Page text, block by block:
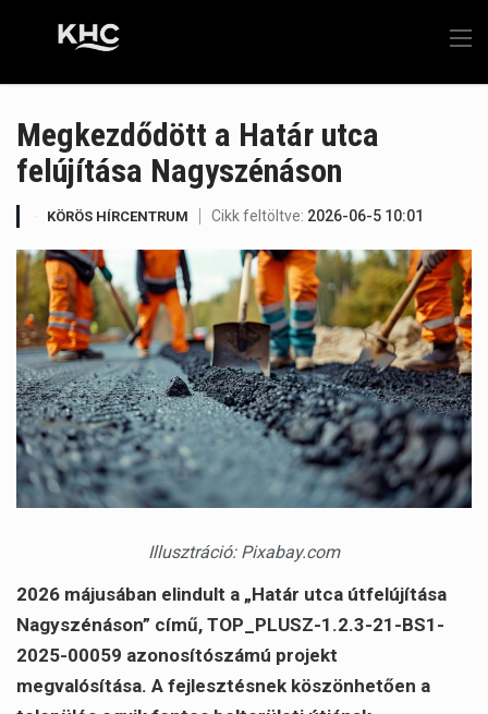
Megkezdődött a Határ utca
felújítása Nagyszénáson
KÖRÖS HÍRCENTRUM Cikk feltöltve: 2026-06-5 10:01
Illusztráció: Pixabay.com
2026 májusában elindult a „Határ utca útfelújítása
Nagyszénáson” című, TOP_PLUSZ-1.2.3-21-BS1-
2025-00059 azonosítószámú projekt
megvalósítása. A fejlesztésnek köszönhetően a